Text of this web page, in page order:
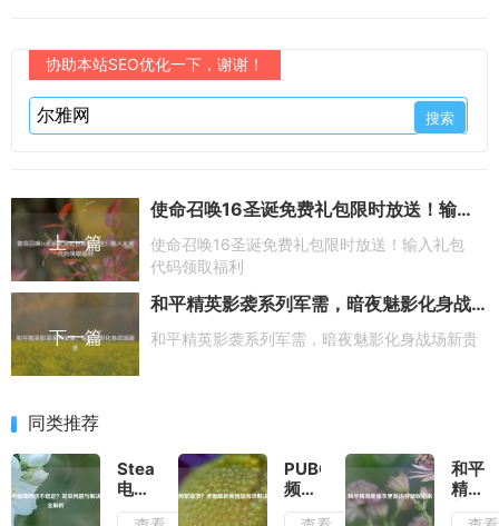
协助本站SEO优化一下，谢谢！
上一篇
使命召唤16圣诞免费礼包限时放送！输入礼包代码领取福利
使命召唤16圣诞免费礼包限时放送！输入礼包
代码领取福利
下一篇
和平精英影袭系列军需，暗夜魅影化身战场新贵
和平精英影袭系列军需，暗夜魅影化身战场新贵
同类推荐
Steam
电脑
端网
PUBG
频繁
崩
和平
精英
新版